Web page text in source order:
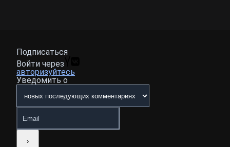
Подписаться
Войти через
авторизуйтесь
Уведомить о